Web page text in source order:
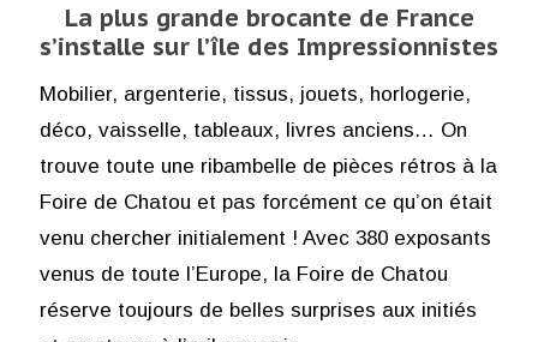
La plus grande brocante de France
s’installe sur l’île des Impressionnistes
Mobilier, argenterie, tissus, jouets, horlogerie,
déco, vaisselle, tableaux, livres anciens… On
trouve toute une ribambelle de pièces rétros à la
Foire de Chatou et pas forcément ce qu’on était
venu chercher initialement ! Avec 380 exposants
venus de toute l’Europe, la Foire de Chatou
réserve toujours de belles surprises aux initiés